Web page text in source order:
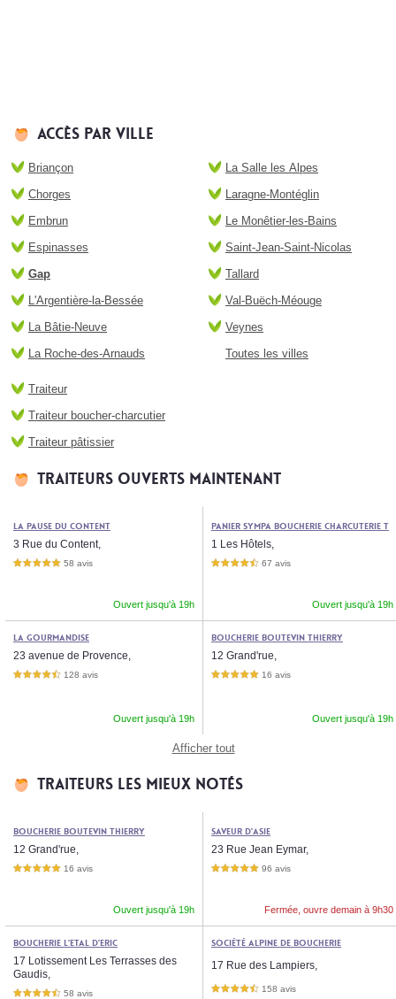
Accès par ville
Briançon
Chorges
Embrun
Espinasses
Gap
L'Argentière-la-Bessée
La Bâtie-Neuve
La Roche-des-Arnauds
La Salle les Alpes
Laragne-Montéglin
Le Monêtier-les-Bains
Saint-Jean-Saint-Nicolas
Tallard
Val-Buëch-Méouge
Veynes
Toutes les villes
Traiteur
Traiteur boucher-charcutier
Traiteur pâtissier
Traiteurs ouverts maintenant
La Pause du Content
3 Rue du Content,
5,0 étoiles sur 5 58 avis
Ouvert jusqu'à 19h
Panier Sympa Boucherie Charcuterie T
raiteur Clement Isnard
1 Les Hôtels,
4,5 étoiles sur 5 67 avis
Ouvert jusqu'à 19h
La Gourmandise
23 avenue de Provence,
4,5 étoiles sur 5 128 avis
Ouvert jusqu'à 19h
Boucherie Boutevin Thierry
12 Grand'rue,
5,0 étoiles sur 5 16 avis
Ouvert jusqu'à 19h
Afficher tout
Traiteurs les mieux notés
Boucherie Boutevin Thierry
12 Grand'rue,
5,0 étoiles sur 5 16 avis
Ouvert jusqu'à 19h
Saveur d'Asie
23 Rue Jean Eymar,
5,0 étoiles sur 5 96 avis
Fermée, ouvre demain à 9h30
Boucherie l'Etal d'Eric
17 Lotissement Les Terrasses des
Gaudis,
4,5 étoiles sur 5 58 avis
Société Alpine de Boucherie
17 Rue des Lampiers,
4,5 étoiles sur 5 158 avis